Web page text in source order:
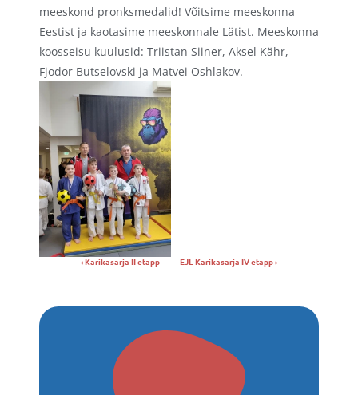
meeskond pronksmedalid! Võitsime meeskonna
Eestist ja kaotasime meeskonnale Lätist. Meeskonna
koosseisu kuulusid: Triistan Siiner, Aksel Kähr,
Fjodor Butselovski ja Matvei Oshlakov.
‹ Karikasarja II etapp EJL Karikasarja IV etapp ›